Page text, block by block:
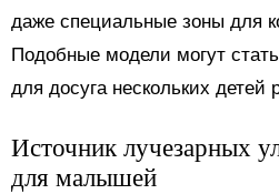
даже специальные зоны для
Подобные модели могут
для досуга нескольких детей
Источник лучезарных
для малышей